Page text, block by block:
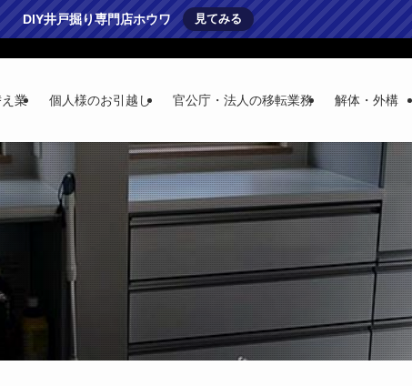
DIY井戸掘り専門店ホウワ 見てみる
業 個人様のお引越し 官公庁・法人の移転業務 解体・外構